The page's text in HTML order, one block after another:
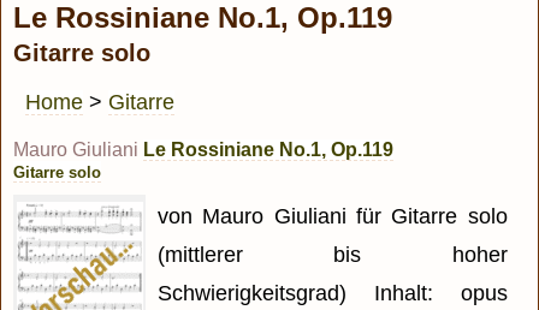
Le Rossiniane No.1, Op.119
Gitarre solo
Home > Gitarre
Mauro Giuliani Le Rossiniane No.1, Op.119
Gitarre solo
von Mauro Giuliani für Gitarre solo
(mittlerer bis hoher
Schwierigkeitsgrad) Inhalt: opus